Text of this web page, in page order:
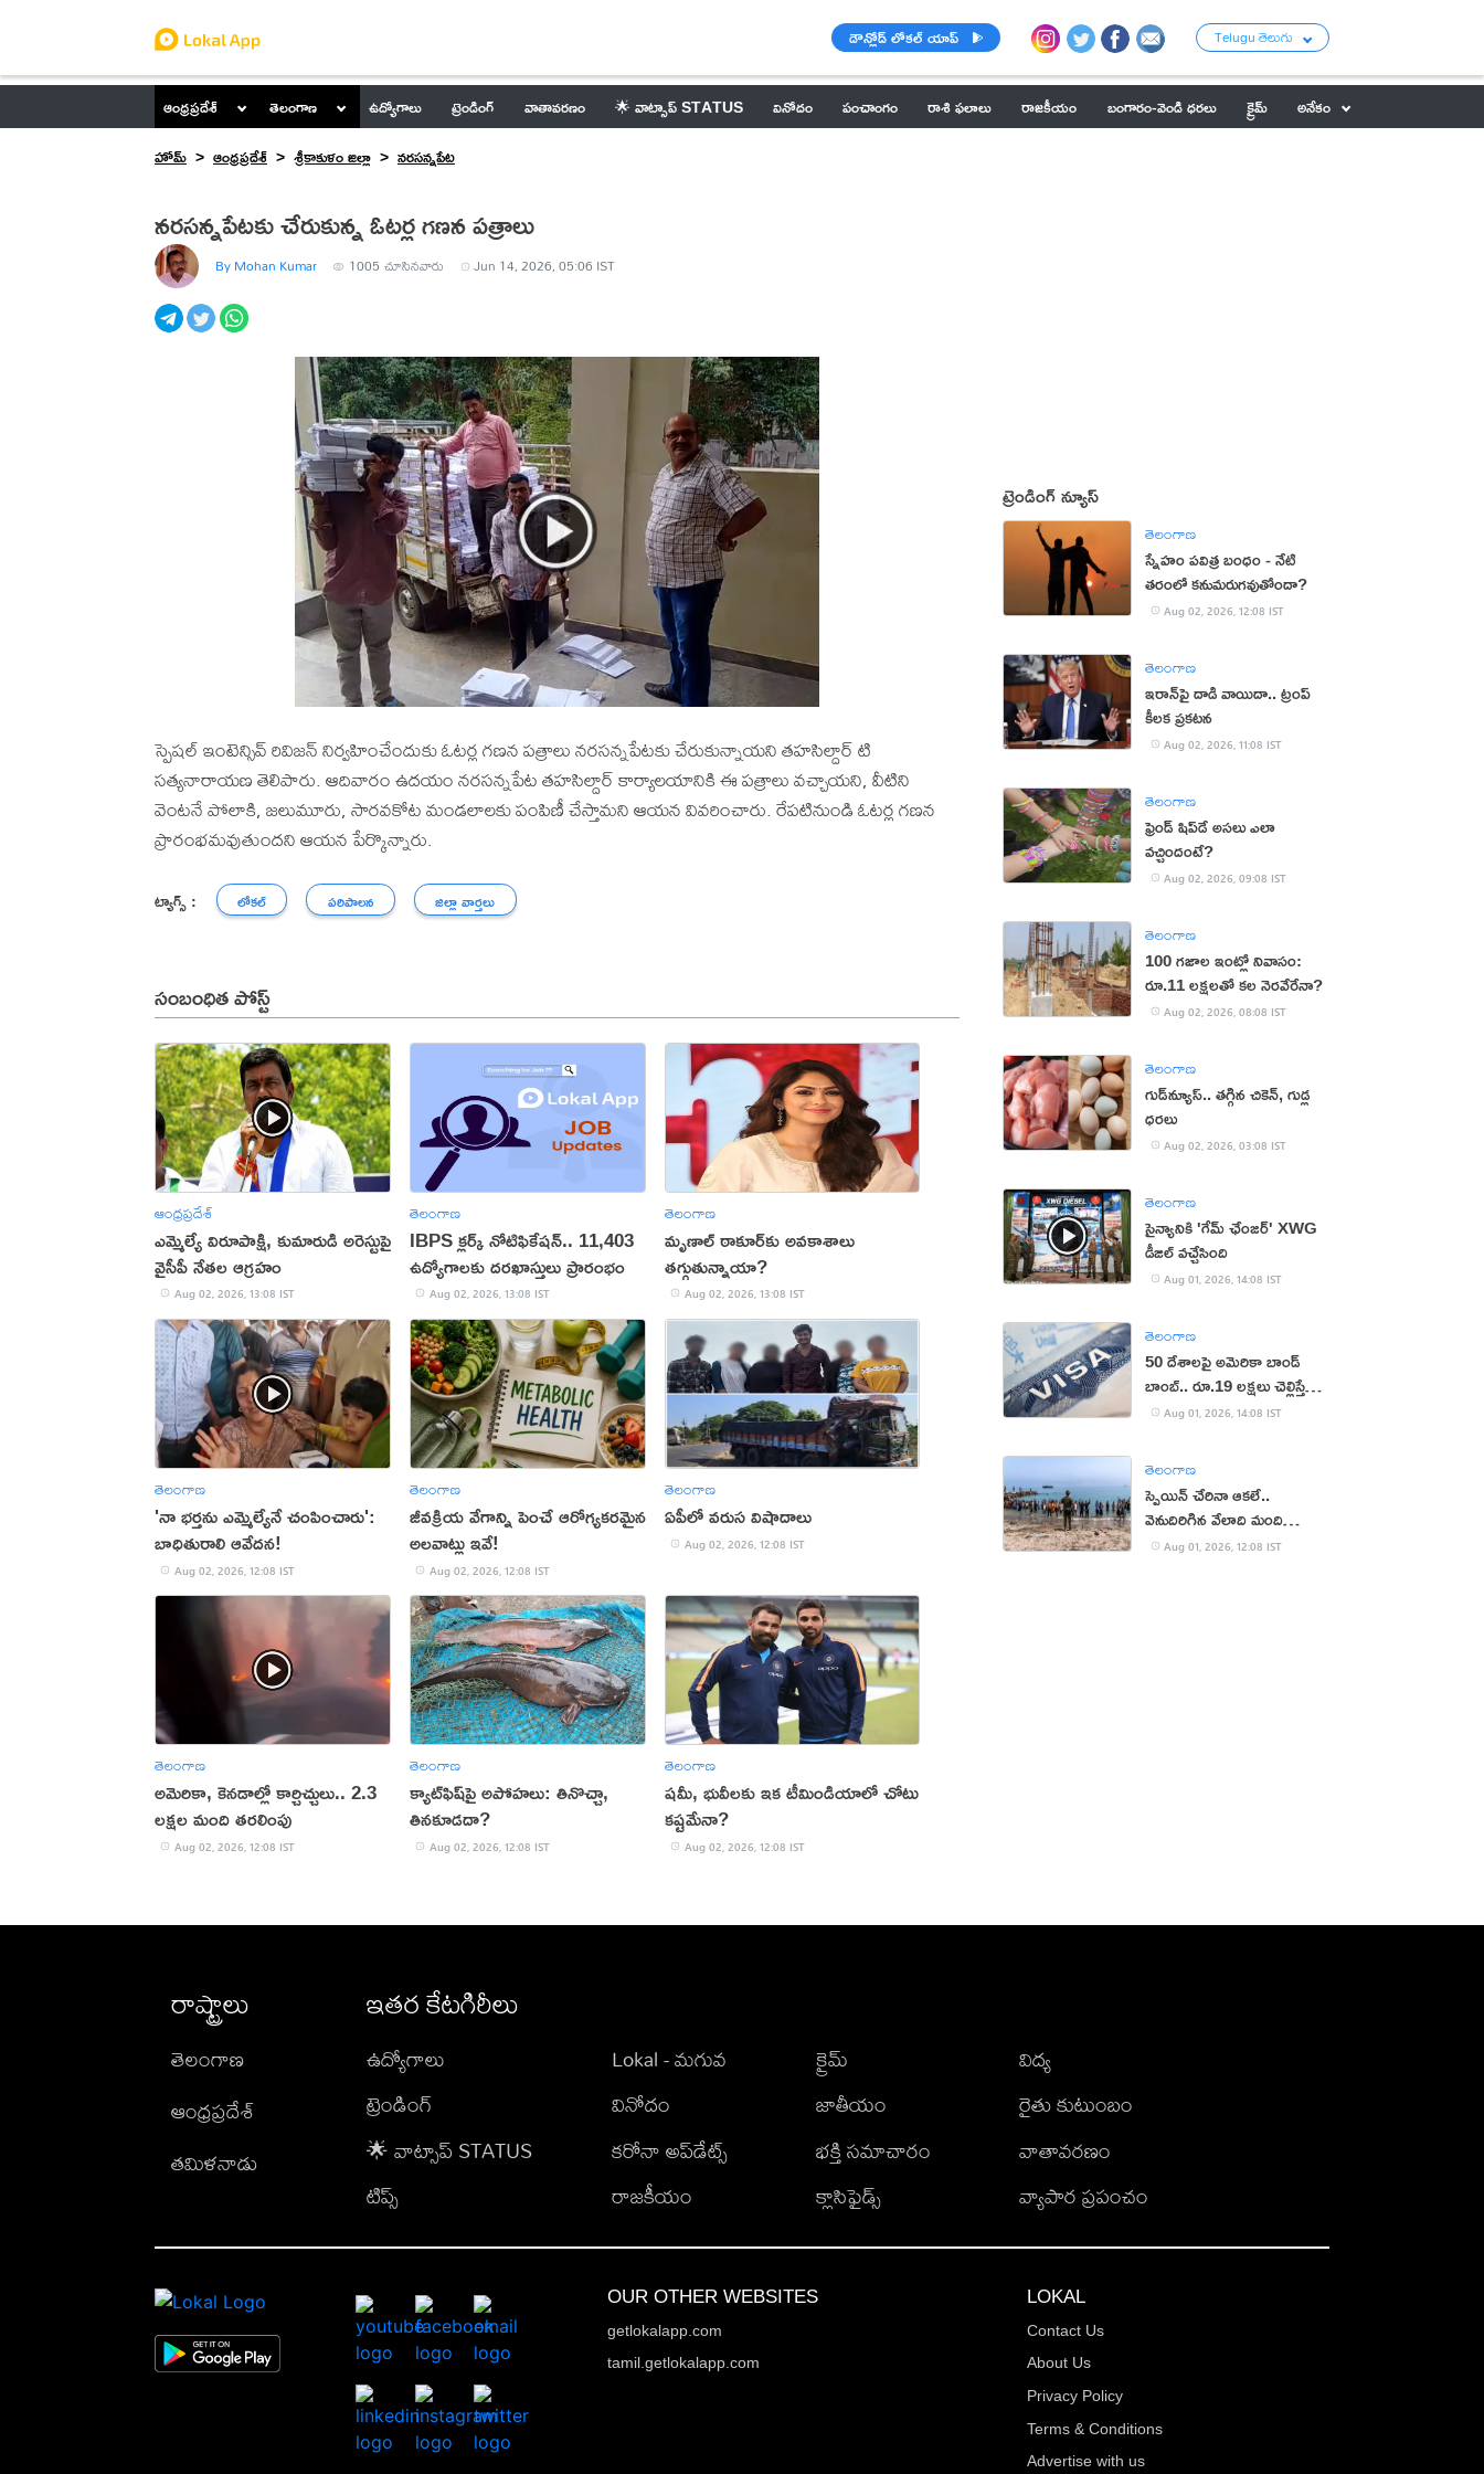
డౌన్లోడ్ లోకల్ యాప్ Telugu తెలుగు
ఆంధ్రప్రదేశ్ తెలంగాణ ఉద్యోగాలు ట్రెండింగ్ వాతావరణం 🌟 వాట్సాప్ STATUS వినోదం పంచాంగం రాశి ఫలాలు రాజకీయం బంగారం-వెండి ధరలు క్రైమ్
అనేకం
హోమ్
ఆంధ్రప్రదేశ్ శ్రీకాకుళం జిల్లా నరసన్నపేట
నరసన్నపేటకు చేరుకున్న ఓటర్ల గణన పత్రాలు
By Mohan Kumar 1005 చూసినవారు Jun 14, 2026, 05:06 IST
స్పెషల్ ఇంటెన్సివ్ రివిజన్ నిర్వహించేందుకు ఓటర్ల గణన పత్రాలు నరసన్నపేటకు చేరుకున్నాయని తహసిల్దార్ టి
సత్యనారాయణ తెలిపారు. ఆదివారం ఉదయం నరసన్నపేట తహసిల్దార్ కార్యాలయానికి ఈ పత్రాలు వచ్చాయని, వీటిని
వెంటనే పోలాకి, జలుమూరు, సారవకోట మండలాలకు పంపిణీ చేస్తామని ఆయన వివరించారు. రేపటినుండి ఓటర్ల గణన
ప్రారంభమవుతుందని ఆయన పేర్కొన్నారు.
ట్యాగ్స్ : లోకల్ పరిపాలన జిల్లా వార్తలు
సంబంధిత పోస్ట్
ఆంధ్రప్రదేశ్
ఎమ్మెల్యే విరూపాక్షి, కుమారుడి అరెస్టుపై
వైసీపీ నేతల ఆగ్రహం
Aug 02, 2026, 13:08 IST
తెలంగాణ
IBPS క్లర్క్ నోటిఫికేషన్.. 11,403
ఉద్యోగాలకు దరఖాస్తులు ప్రారంభం
Aug 02, 2026, 13:08 IST
తెలంగాణ
మృణాల్ ఠాకూర్‌కు అవకాశాలు
తగ్గుతున్నాయా?
Aug 02, 2026, 13:08 IST
తెలంగాణ
'నా భర్తను ఎమ్మెల్యేనే చంపించారు':
బాధితురాలి ఆవేదన!
Aug 02, 2026, 12:08 IST
తెలంగాణ
జీవక్రియ వేగాన్ని పెంచే ఆరోగ్యకరమైన
అలవాట్లు ఇవే!
Aug 02, 2026, 12:08 IST
తెలంగాణ
ఏపీలో వరుస విషాదాలు
Aug 02, 2026, 12:08 IST
తెలంగాణ
అమెరికా, కెనడాల్లో కార్చిచ్చులు.. 2.3
లక్షల మంది తరలింపు
Aug 02, 2026, 12:08 IST
తెలంగాణ
క్యాట్‌ఫిష్‌పై అపోహలు: తినొచ్చా,
తినకూడదా?
Aug 02, 2026, 12:08 IST
తెలంగాణ
షమీ, భువీలకు ఇక టీమిండియాలో చోటు
కష్టమేనా?
Aug 02, 2026, 12:08 IST
ట్రెండింగ్ న్యూస్
తెలంగాణ
స్నేహం పవిత్ర బంధం - నేటి
తరంలో కనుమరుగవుతోందా?
Aug 02, 2026, 12:08 IST
తెలంగాణ
ఇరాన్‌పై దాడి వాయిదా.. ట్రంప్
కీలక ప్రకటన
Aug 02, 2026, 11:08 IST
తెలంగాణ
ఫ్రెండ్ షిప్‌డే అసలు ఎలా
వచ్చిందంటే?
Aug 02, 2026, 09:08 IST
తెలంగాణ
100 గజాల ఇంట్లో నివాసం:
రూ.11 లక్షలతో కల నెరవేరేనా?
Aug 02, 2026, 08:08 IST
తెలంగాణ
గుడ్‌న్యూస్.. తగ్గిన చికెన్, గుడ్ల
ధరలు
Aug 02, 2026, 03:08 IST
తెలంగాణ
సైన్యానికి 'గేమ్ ఛేంజర్' XWG
డీజిల్ వచ్చేసింది
Aug 01, 2026, 14:08 IST
తెలంగాణ
50 దేశాలపై అమెరికా బాండ్
బాంబ్.. రూ.19 లక్షలు చెల్లిస్తేనే
వీసా!Aug 01, 2026, 14:08 IST
తెలంగాణ
స్పెయిన్ చేరినా ఆకలే..
వెనుదిరిగిన వేలాది మంది
వలసదారులు
Aug 01, 2026, 12:08 IST
రాష్ట్రాలు
తెలంగాణ
ఆంధ్రప్రదేశ్
తమిళనాడు
ఇతర కేటగిరీలు
ఉద్యోగాలు
ట్రెండింగ్
🌟 వాట్సాప్ STATUS
టిప్స్
Lokal - మగువ
వినోదం
కరోనా అప్‌డేట్స్
రాజకీయం
క్రైమ్
జాతీయం
భక్తి సమాచారం
క్లాసిఫైడ్స్
విద్య
రైతు కుటుంబం
వాతావరణం
వ్యాపార ప్రపంచం
OUR OTHER WEBSITES
getlokalapp.com
tamil.getlokalapp.com
LOKAL
Contact Us
About Us
Privacy Policy
Terms & Conditions
Advertise with us